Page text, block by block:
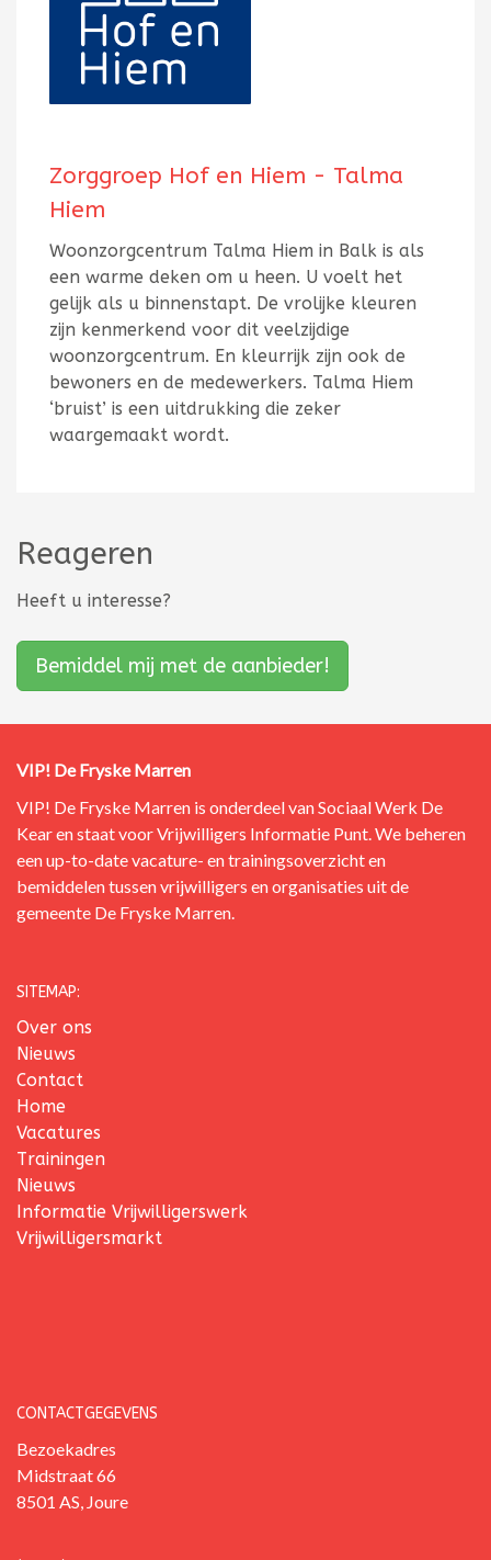
Zorggroep Hof en Hiem - Talma
Hiem
Woonzorgcentrum Talma Hiem in Balk is als
een warme deken om u heen. U voelt het
gelijk als u binnenstapt. De vrolijke kleuren
zijn kenmerkend voor dit veelzijdige
woonzorgcentrum. En kleurrijk zijn ook de
bewoners en de medewerkers. Talma Hiem
‘bruist’ is een uitdrukking die zeker
waargemaakt wordt.
Reageren
Heeft u interesse?
Bemiddel mij met de aanbieder!
VIP! De Fryske Marren
VIP! De Fryske Marren is onderdeel vanSociaal Werk De
Kearen staat voor Vrijwilligers Informatie Punt. We beheren
een up-to-date vacature- en trainingsoverzicht en
bemiddelen tussen vrijwilligers en organisaties uit de
gemeente De Fryske Marren.
SITEMAP:
Over ons
Nieuws
Contact
Home
Vacatures
Trainingen
Nieuws
Informatie Vrijwilligerswerk
Vrijwilligersmarkt
CONTACTGEGEVENS
Bezoekadres
Midstraat 66
8501 AS, Joure